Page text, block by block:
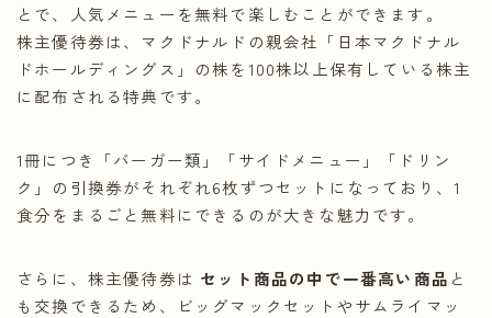
とで、人気メニューを無料で楽しむことができます。
株主優待券は、マクドナルドの親会社「日本マクドナル
ドホールディングス」の株を100株以上保有している株主
に配布される特典です。
1冊につき「バーガー類」「サイドメニュー」「ドリン
ク」の引換券がそれぞれ6枚ずつセットになっており、1
食分をまるごと無料にできるのが大きな魅力です。
さらに、株主優待券は セット商品の中で一番高い商品 と
も交換できるため、ビッグマックセットやサムライマッ